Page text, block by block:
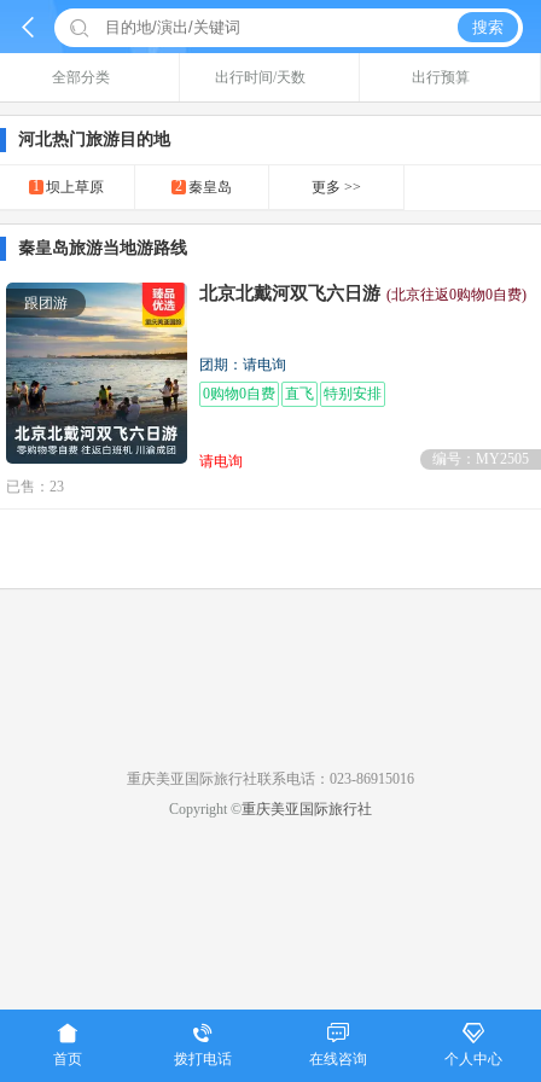
  搜索
全部分类 出行时间/天数 出行预算
河北热门旅游目的地
1 坝上草原 2 秦皇岛 更多 >>
秦皇岛旅游当地游路线
跟团游 北京北戴河双飞六日游 (北京往返0购物0自费)
团期：请电询
0购物0自费 直飞 特别安排
请电询
编号：MY2505
已售：23
重庆美亚国际旅行社联系电话：023-86915016
Copyright ©重庆美亚国际旅行社

首页

拨打电话

在线咨询

个人中心